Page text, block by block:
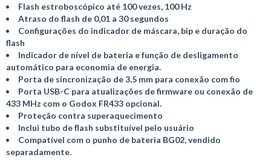
Flash estroboscópico até 100 vezes, 100 Hz
Atraso do flash de 0,01 a 30 segundos
Configurações do indicador de máscara, bip e duração do
flash
Indicador de nível de bateria e função de desligamento
automático para economia de energia.
Porta de sincronização de 3,5 mm para conexão com fio
Porta USB-C para atualizações de firmware ou conexão de
433 MHz com o Godox FR433 opcional.
Proteção contra superaquecimento
Inclui tubo de flash substituível pelo usuário
Compatível com o punho de bateria BG02, vendido
separadamente.